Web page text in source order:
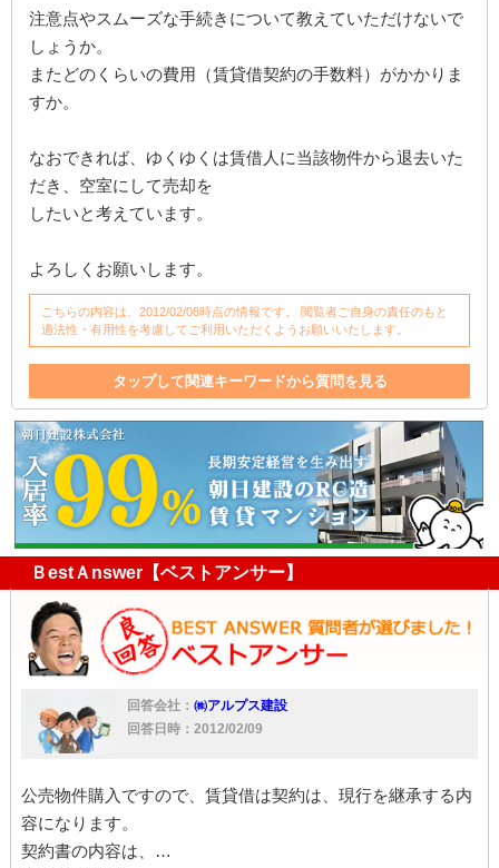
注意点やスムーズな手続きについて教えていただけないで
しょうか。
またどのくらいの費用（賃貸借契約の手数料）がかかりま
すか。
なおできれば、ゆくゆくは賃借人に当該物件から退去いた
だき、空室にして売却を
したいと考えています。
よろしくお願いします。
こちらの内容は、2012/02/08時点の情報です。 閲覧者ご自身の責任のもと
適法性・有用性を考慮してご利用いただくようお願いいたします。
タップして関連キーワードから質問を見る
退去 賃貸借契約 マンション 賃借人 売却
賃貸借
相場
区分
ＢestＡnswer【ベストアンサー】
回答会社： ㈱アルプス建設
回答日時：2012/02/09
公売物件購入ですので、賃貸借は契約は、現行を継承する内
容になります。
契約書の内容は、…